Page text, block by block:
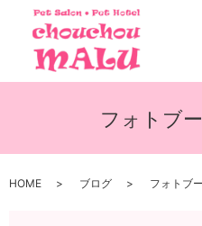
フォトブ
HOME ブログ フォトブ